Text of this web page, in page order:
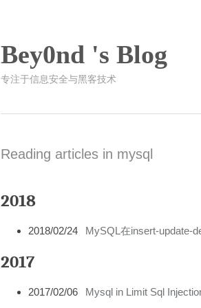
Bey0nd 's Blog
专注于信息安全与黑客技术
Reading articles in mysql
2018
2018/02/24 MySQL在insert-update-
2017
2017/02/06 Mysql in Limit Sql